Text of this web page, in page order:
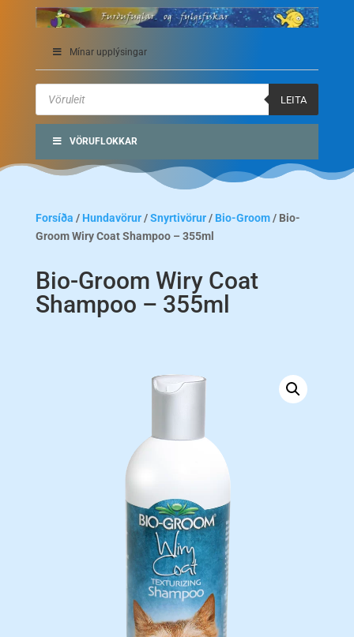
Mínar upplýsingar
Products
search
LEITA
VÖRUFLOKKAR
Forsíða / Hundavörur/Snyrtivörur/ Bio-Groom/ Bio-
Groom Wiry Coat Shampoo – 355ml
Bio-Groom Wiry Coat
Shampoo – 355ml